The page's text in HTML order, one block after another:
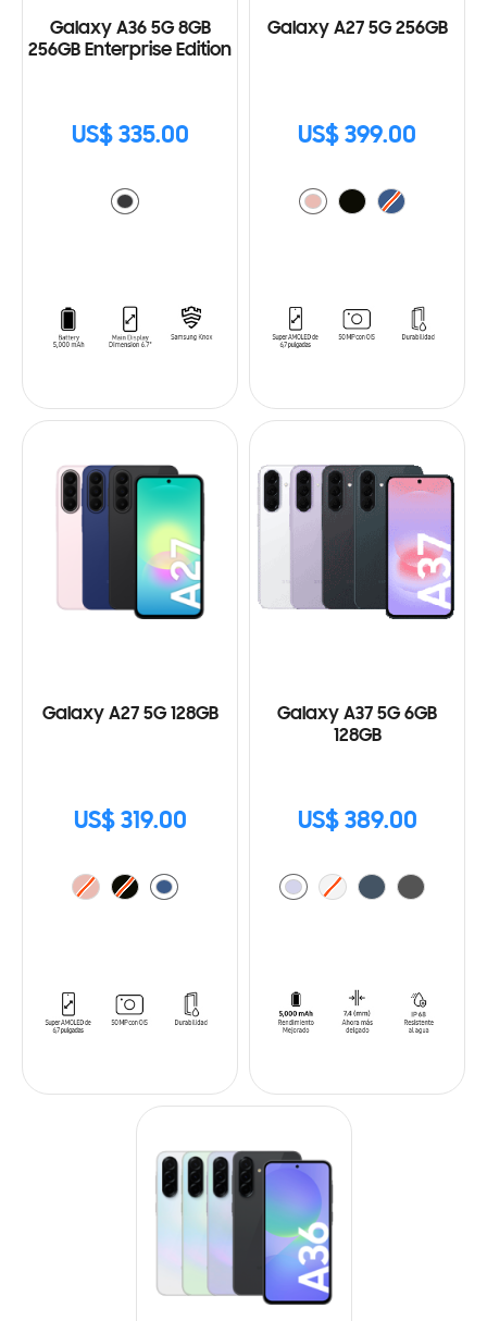
Galaxy A36 5G 8GB
256GB Enterprise Edition
US$ 335.00
Galaxy A27 5G 256GB
US$ 399.00
Galaxy A27 5G 128GB
US$ 319.00
Galaxy A37 5G 6GB
128GB
US$ 389.00